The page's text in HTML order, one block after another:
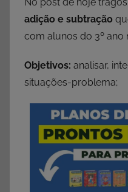
adição e subtração
com alunos do 3º ano
Objetivos: analisar,
situações-problema;